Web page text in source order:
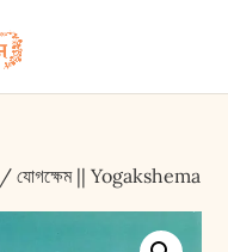
/ যোগক্ষেম || Yogakshema